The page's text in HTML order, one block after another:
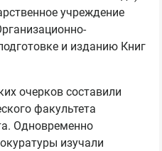
учреждение
и изданию Книг
очерков составили
факультета
Одновременно
изучали